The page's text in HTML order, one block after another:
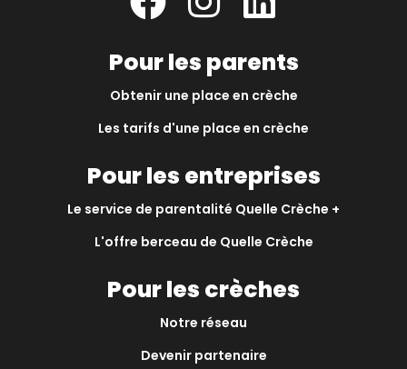
Pour les parents
Obtenir une place en crèche
Les tarifs d'une place en crèche
Pour les entreprises
Le service de parentalité Quelle Crèche +
L'offre berceau de Quelle Crèche
Pour les crèches
Notre réseau
Devenir partenaire